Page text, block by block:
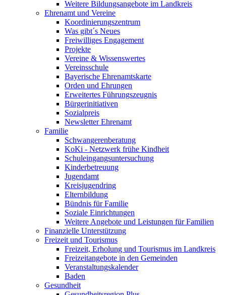
Weitere Bildungsangebote im Landkreis
Ehrenamt und Vereine
Koordinierungszentrum
Was gibt´s Neues
Freiwilliges Engagement
Projekte
Vereine & Wissenswertes
Vereinsschule
Bayerische Ehrenamtskarte
Orden und Ehrungen
Erweitertes Führungszeugnis
Bürgerinitiativen
Sozialpreis
Newsletter Ehrenamt
Familie
Schwangerenberatung
KoKi - Netzwerk frühe Kindheit
Schuleingangsuntersuchung
Kinderbetreuung
Jugendamt
Kreisjugendring
Elternbildung
Bündnis für Familie
Soziale Einrichtungen
Weitere Angebote und Leistungen für Familien
Finanzielle Unterstützung
Freizeit und Tourismus
Freizeit, Erholung und Tourismus im Landkreis
Freizeitangebote in den Gemeinden
Veranstaltungskalender
Baden
Gesundheit